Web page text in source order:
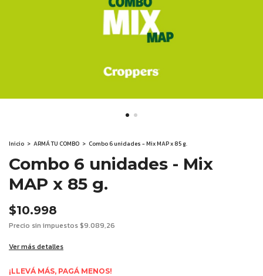
Inicio > ARMÁ TU COMBO > Combo 6 unidades - Mix MAP x 85 g.
Combo 6 unidades - Mix
MAP x 85 g.
$10.998
Precio sin impuestos$9.089,26
Ver más detalles
¡LLEVÁ MÁS, PAGÁ MENOS!